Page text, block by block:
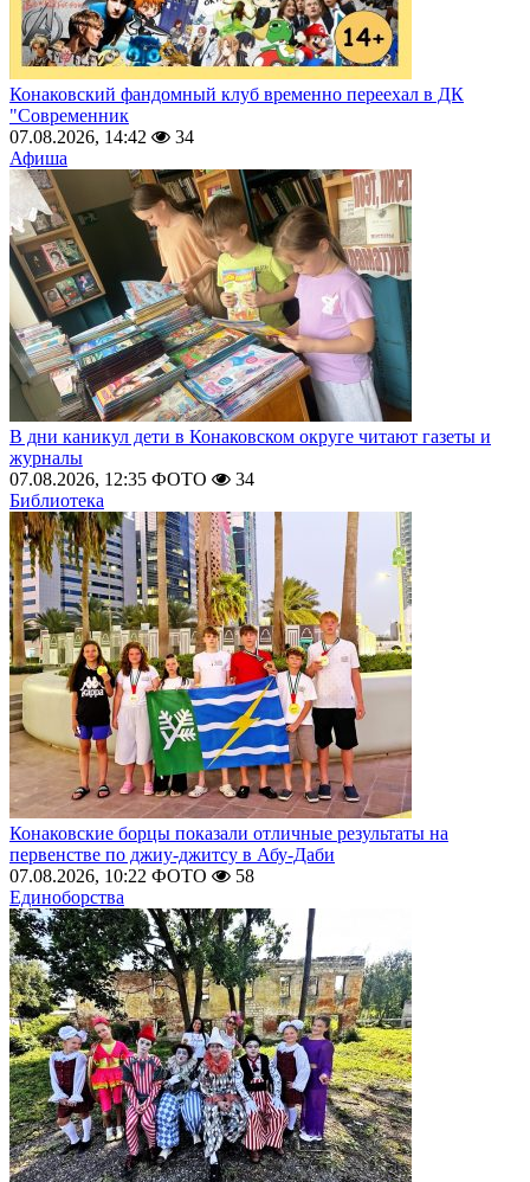
Конаковский фандомный клуб временно переехал в ДК
"Современник
07.08.2026, 14:42
34
Афиша
В дни каникул дети в Конаковском округе читают газеты и
журналы
07.08.2026, 12:35 ФОТО
34
Библиотека
Конаковские борцы показали отличные результаты на
первенстве по джиу-джитсу в Абу-Даби
07.08.2026, 10:22 ФОТО
58
Единоборства